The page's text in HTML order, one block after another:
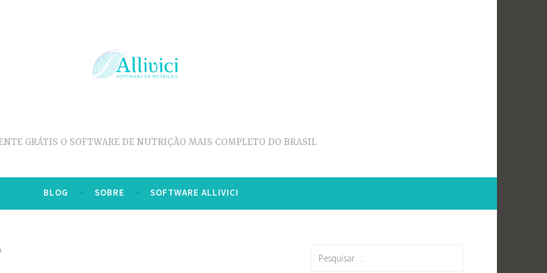
GRÁTIS O SOFTWARE DE NUTRIÇÃO MAIS COMPLETO DO BRASIL
BLOG SOBRE SOFTWARE ALLIVICI